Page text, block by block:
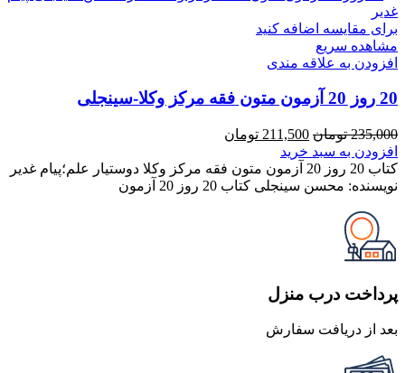
برای مقایسه اضافه کنید
مشاهده سریع
افزودن به علاقه مندی
20 روز 20 آزمون متون فقه مرکز وکلا-سینجلی
235,000 تومان قیمت
اصلی
235,000 تومان
بود.
211,500 تومان
211,500 تومان
است.
افزودن به سبد خرید
کتاب 20 روز 20 آزمون متون فقه مرکز وکلا دوستیار علم؛پیام غدیر
نویسنده: محسن سینجلی کتاب 20 روز 20 آزمون
پرداخت درب منزل
بعد از دریافت سفارش